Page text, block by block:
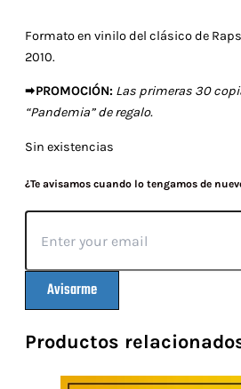
Formato en vinilo del clásico de
2010.
🠮PROMOCIÓN: Las primeras 30
“Pandemia” de regalo.
Sin existencias
¿Te avisamos cuando lo tengamos de
Avisarme
Productos